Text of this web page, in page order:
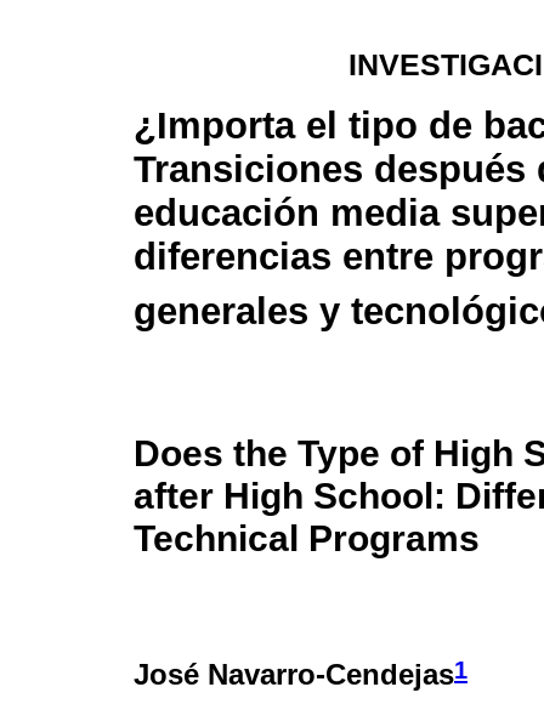
¿Importa el tipo de
Transiciones después
educación media
diferencias entre
generales y
Does the Type of High
after High School:
Technical Programs
José Navarro-Cendejas1